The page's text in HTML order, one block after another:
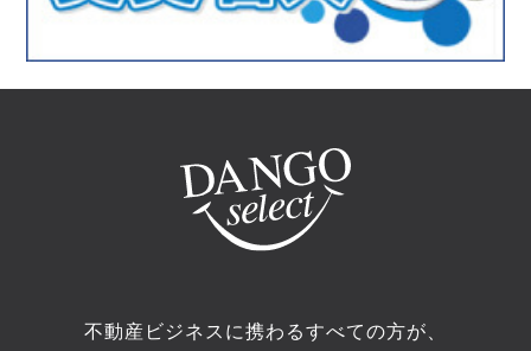
不動産ビジネスに携わるすべての方が、